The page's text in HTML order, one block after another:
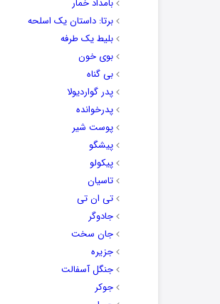
بامداد خمار
برتا: داستان یک اسلحه
بلیط یک‌‌ طرفه
بوی خون
بی گناه
پدر گواردیولا
پدرخوانده
پوست شیر
پیشگو
پیکولو
تاسیان
تی ان تی
جادوگر
جان سخت
جزیره
جنگل آسفالت
جوکر